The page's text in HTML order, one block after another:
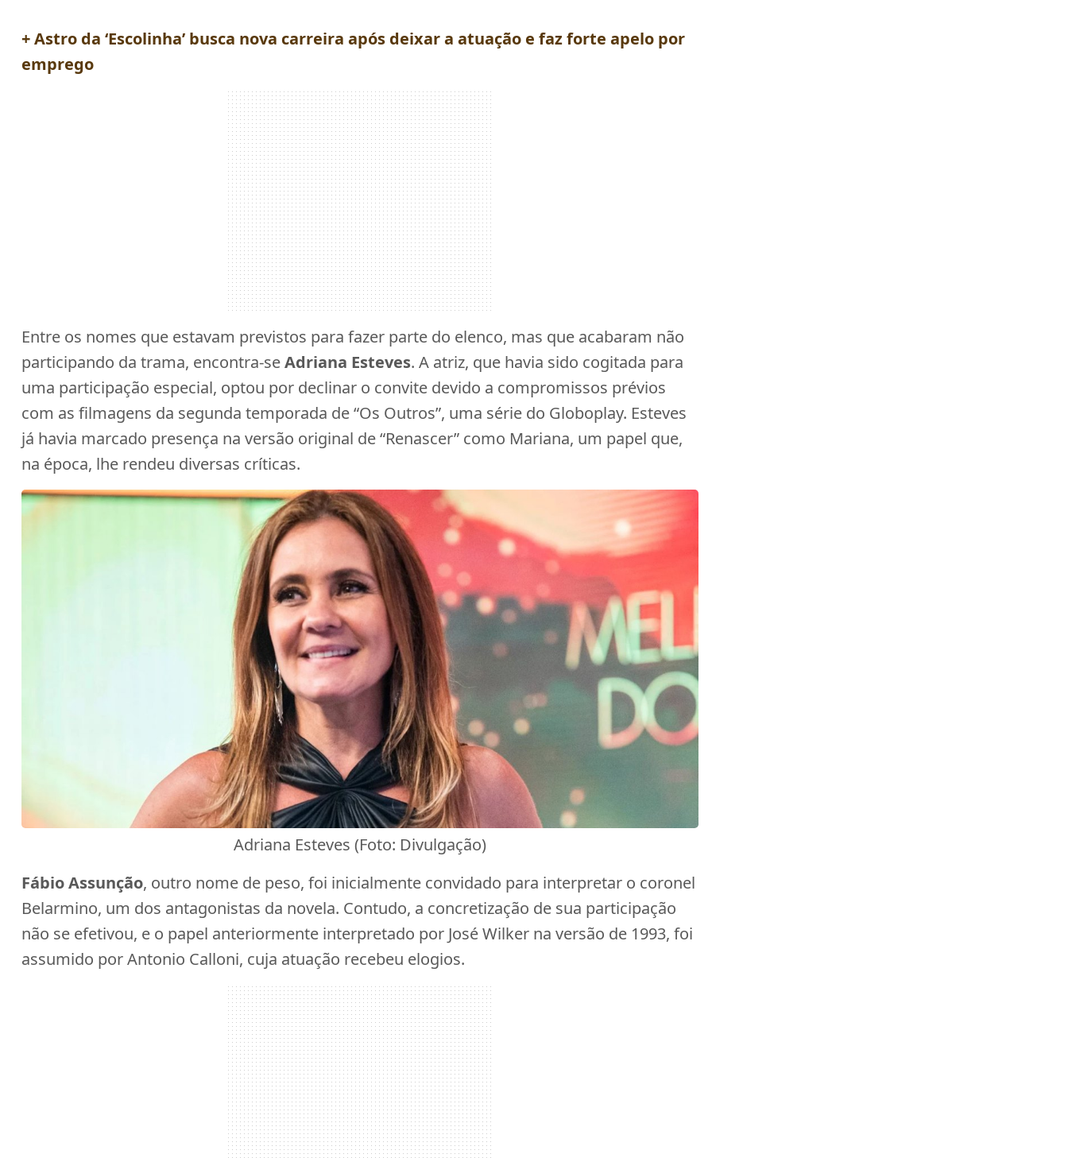
+ Astro da ‘Escolinha’ busca nova carreira após deixar a atuação e faz forte apelo por
emprego
Entre os nomes que estavam previstos para fazer parte do elenco, mas que acabaram não
participando da trama, encontra-seAdriana Esteves. A atriz, que havia sido cogitada para
uma participação especial, optou por declinar o convite devido a compromissos prévios
com as filmagens da segunda temporada de “Os Outros”, uma série do Globoplay. Esteves
já havia marcado presença na versão original de “Renascer” como Mariana, um papel que,
na época, lhe rendeu diversas críticas.
Adriana Esteves (Foto: Divulgação)
Fábio Assunção, outro nome de peso, foi inicialmente convidado para interpretar o coronel
Belarmino, um dos antagonistas da novela. Contudo, a concretização de sua participação
não se efetivou, e o papel anteriormente interpretado por José Wilker na versão de 1993, foi
assumido por Antonio Calloni, cuja atuação recebeu elogios.